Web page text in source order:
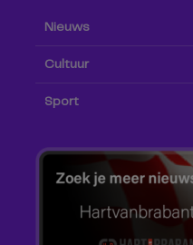
Nieuws
Cultuur
Sport